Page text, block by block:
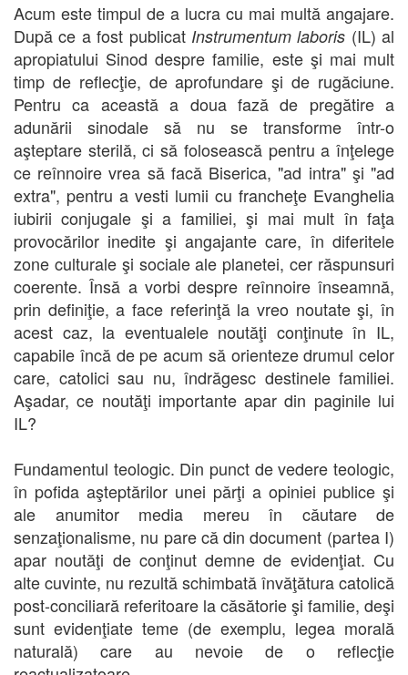
Acum este timpul de a lucra cu mai multă angajare.
După ce a fost publicat Instrumentum laboris (IL) al
apropiatului Sinod despre familie, este şi mai mult
timp de reflecţie, de aprofundare şi de rugăciune.
Pentru ca această a doua fază de pregătire a
adunării sinodale să nu se transforme într-o
aşteptare sterilă, ci să folosească pentru a înţelege
ce reînnoire vrea să facă Biserica, "ad intra" şi "ad
extra", pentru a vesti lumii cu francheţe Evanghelia
iubirii conjugale şi a familiei, şi mai mult în faţa
provocărilor inedite şi angajante care, în diferitele
zone culturale şi sociale ale planetei, cer răspunsuri
coerente. Însă a vorbi despre reînnoire înseamnă,
prin definiţie, a face referinţă la vreo noutate şi, în
acest caz, la eventualele noutăţi conţinute în IL,
capabile încă de pe acum să orienteze drumul celor
care, catolici sau nu, îndrăgesc destinele familiei.
Aşadar, ce noutăţi importante apar din paginile lui
IL?
Fundamentul teologic. Din punct de vedere teologic,
în pofida aşteptărilor unei părţi a opiniei publice şi
ale anumitor media mereu în căutare de
senzaţionalisme, nu pare că din document (partea I)
apar noutăţi de conţinut demne de evidenţiat. Cu
alte cuvinte, nu rezultă schimbată învăţătura catolică
post-conciliară referitoare la căsătorie şi familie, deşi
sunt evidenţiate teme (de exemplu, legea morală
naturală) care au nevoie de o reflecţie